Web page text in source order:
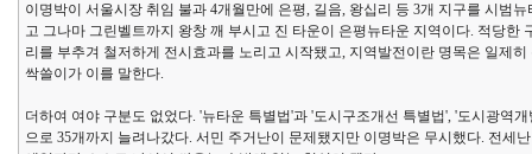
이명박이 서울시장 취임 불과 4개월만에 은평, 길음, 왕십리 등 3개 지구를 시범
고 그나마 그린벨트까지 왕창 깨 부시고 진 타운이 은평뉴타운 지역이다. 적당
리를 부추겨 철저하게 전시효과를 노리고 시작됐고, 지역발전이란 명목은 일제
싹쓸이가 이를 말한다.
더하여 여야 구분도 없었다. '뉴타운 특별법'과 '도시구조개선 특별법', '도시광역
으로 35개까지 늘려나갔다. 서민 주거난이 문제됐지만 이명박은 무시했다. 전